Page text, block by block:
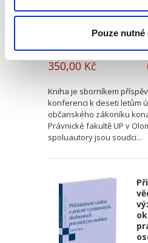
Pouze nutné
350,00 Kč
Kniha je sborníkem
konferenci k deseti letům
občanského zákoníku
Právnické fakultě UP v
spoluautory jsou soudci...